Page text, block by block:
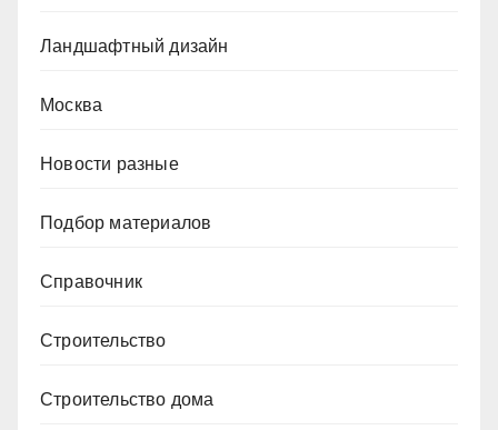
Ландшафтный дизайн
Москва
Новости разные
Подбор материалов
Справочник
Строительство
Строительство дома